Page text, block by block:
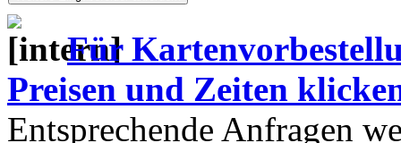
Für
Preisen und Zeiten
Entsprechende Anfragen